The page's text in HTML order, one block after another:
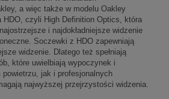
a więc także w modelu Oakley
HDO, czyli High Definition Optics, która
i najdokładniejsze widzenie
Soczewki z HDO zapewniają
widzenie. Dlatego też spełniają
które uwielbiają wypoczynek i
jak i profesjonalnych
najwyższej przejrzystości widzenia.